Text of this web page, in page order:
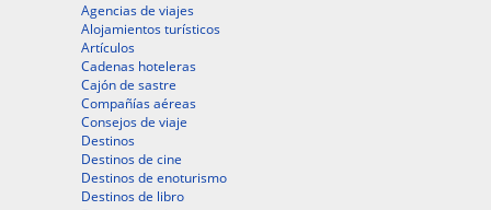
Agencias de viajes
Alojamientos turísticos
Artículos
Cadenas hoteleras
Cajón de sastre
Compañías aéreas
Consejos de viaje
Destinos
Destinos de cine
Destinos de enoturismo
Destinos de libro